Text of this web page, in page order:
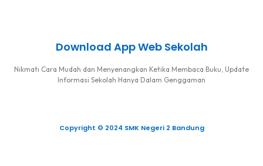
Download App Web Sekolah
Nikmati Cara Mudah dan Menyenangkan Ketika Membaca Buku, Update
Informasi Sekolah Hanya Dalam Genggaman
Copyright © 2024 SMK Negeri 2 Bandung